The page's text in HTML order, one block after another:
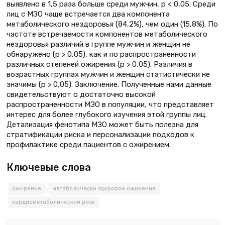
выявлено в 1,5 раза больше среди мужчин, р < 0,05. Среди
лиц с МЗО чаще встречается два компонента
метаболического нездоровья (84,2%), чем один (15,8%). По
частоте встречаемости компонентов метаболического
нездоровья различий в группе мужчин и женщин не
обнаружено (р > 0,05), как и по распространенности
различных степеней ожирения (р > 0,05). Различия в
возрастных группах мужчин и женщин статистически не
значимы (р > 0,05). Заключение. Полученные нами данные
свидетельствуют о достаточно высокой
распространенности МЗО в популяции, что представляет
интерес для более глубокого изучения этой группы лиц.
Детализация фенотипа МЗО может быть полезна для
стратификации риска и персонализации подходов к
профилактике среди пациентов с ожирением.
Ключевые слова
ожирение метаболически здоровое ожирение
кардиометаболический риск